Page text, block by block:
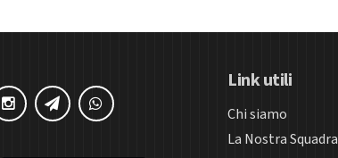
Link utili
Chi siamo
La Nostra Squadra